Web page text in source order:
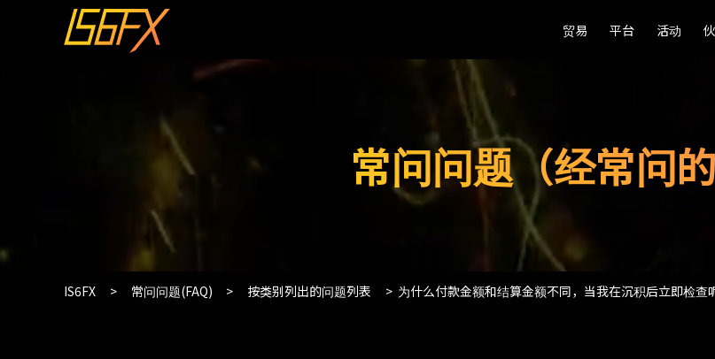
贸易 平台 活动
常问问题（经常问的
IS6FX 常问问题(FAQ) 按类别列出的问题列表 为什么付款金额和结算金额不同，当我在沉积后立即检查
贸易 平台 活动